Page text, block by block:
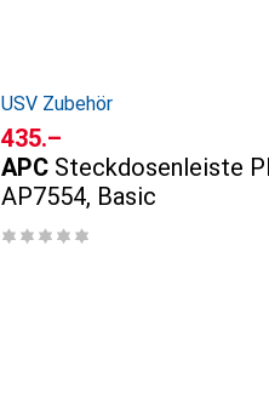
USV Zubehör
CHF
435.–
APC Steckdosenleiste
AP7554, Basic